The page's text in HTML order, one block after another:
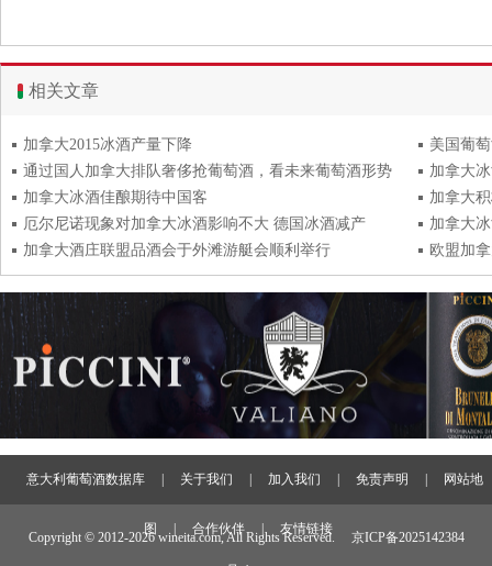
相关文章
加拿大2015冰酒产量下降
美国葡
通过国人加拿大排队奢侈抢葡萄酒，看未来葡萄酒形势
加拿大
加拿大冰酒佳酿期待中国客
加拿大
厄尔尼诺现象对加拿大冰酒影响不大 德国冰酒减产
加拿大
加拿大酒庄联盟品酒会于外滩游艇会顺利举行
欧盟加
意大利葡萄酒数据库 关于我们 加入我们 免责声明 网站地
图 合作伙伴 友情链接
Copyright © 2012-2026 wineita.com, All Rights Reserved. 京ICP备2025142384